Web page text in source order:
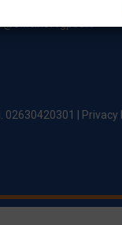
02630420301 | Privacy